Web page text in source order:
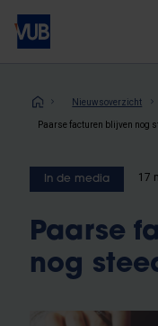
Overslaan
naar
inhoud
Nieuwsoverzicht
In de media 17
Paarse
nog